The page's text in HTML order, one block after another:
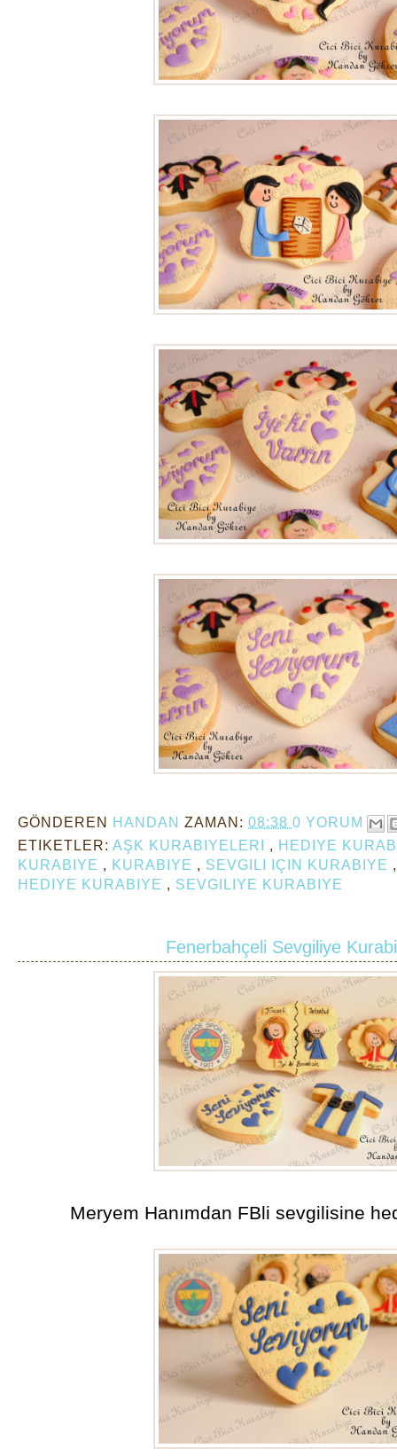
GÖNDEREN HANDAN ZAMAN: 08:38 0 YORUM
ETIKETLER: AŞK KURABIYELERI , HEDIYE
KURABIYE , KURABIYE , SEVGILI IÇIN KURABIYE
HEDIYE KURABIYE , SEVGILIYE KURABIYE
Fenerbahçeli Sevgiliye
Meryem Hanımdan FBli sevgilisine